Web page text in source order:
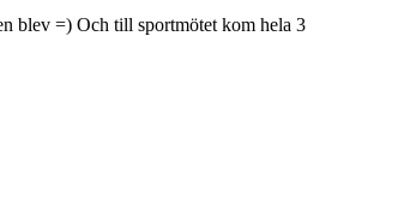
blev =) Och till sportmötet kom hela 3